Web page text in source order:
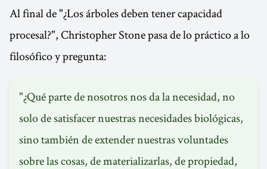
Al final de "¿Los árboles deben tener capacidad
procesal?", Christopher Stone pasa de lo práctico a lo
filosófico y pregunta:
"¿Qué parte de nosotros nos da la necesidad, no
solo de satisfacer nuestras necesidades biológicas,
sino también de extender nuestras voluntades
sobre las cosas, de materializarlas, de propiedad,